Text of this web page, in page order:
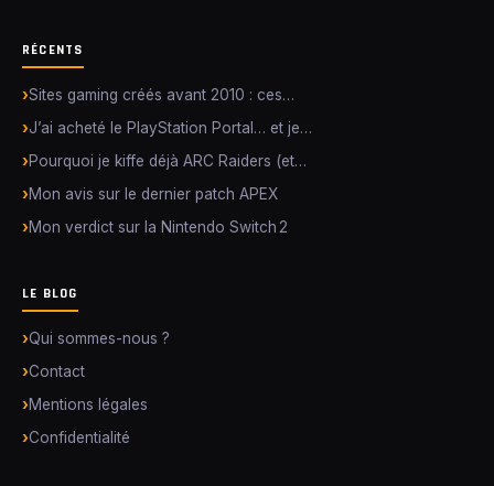
RÉCENTS
Sites gaming créés avant 2010 : ces…
J’ai acheté le PlayStation Portal… et je…
Pourquoi je kiffe déjà ARC Raiders (et…
Mon avis sur le dernier patch APEX
Mon verdict sur la Nintendo Switch 2
LE BLOG
Qui sommes-nous ?
Contact
Mentions légales
Confidentialité